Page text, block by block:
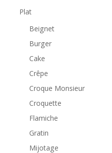
Plat
Beignet
Burger
Cake
Crêpe
Croque Monsieur
Croquette
Flamiche
Gratin
Mijotage